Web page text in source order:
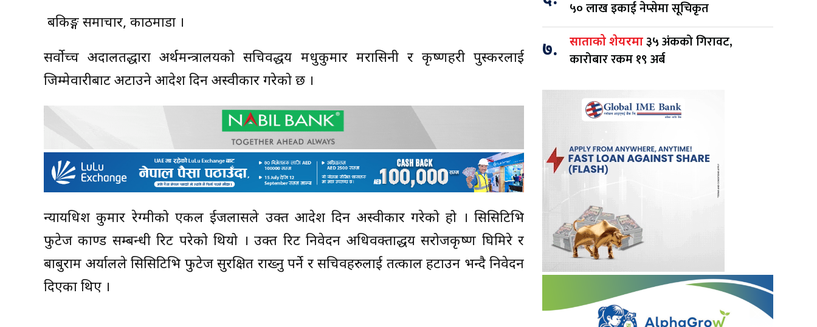
बैंकिङ्ग समाचार, काठमाडौं ।
सर्वाेच्च अदालतद्धारा अर्थमन्त्रालयको सचिवद्धय मधुकुमार मरासिनी र कृष्णहरी पुस्करलाई
जिम्मेवारीबाट अटाउने आदेश दिन अस्वीकार गरेको छ ।
न्यायधिश कुमार रेग्मीको एकल ईजलासले उक्त आदेश दिन अस्वीकार गरेको हो । सिसिटिभि
फुटेज काण्ड सम्बन्धी रिट परेको थियो । उक्त रिट निवेदन अधिवक्ताद्धय सरोजकृष्ण घिमिरे र
बाबुराम अर्यालले सिसिटिभि फुटेज सुरक्षित राख्नु पर्ने र सचिवहरुलाई तत्काल हटाउन भन्दै निवेदन
दिएका थिए ।
५० लाख इकाई नेप्सेमा सूचिकृत
७. साताको शेयरमा३५ अंकको गिरावट,
कारोबार रकम १९ अर्ब